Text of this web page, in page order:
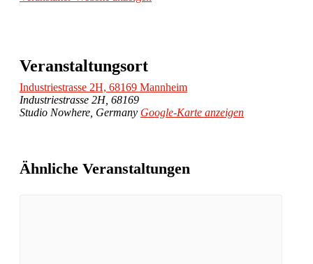
Veranstaltungsort
Industriestrasse 2H, 68169 Mannheim
Industriestrasse 2H, 68169
Studio Nowhere Germany Google-Karte anzeigen
Ähnliche Veranstaltungen